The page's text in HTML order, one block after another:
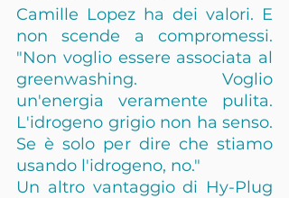
Camille Lopez ha dei valori. E
non scende a compromessi.
"Non voglio essere associata al
greenwashing. Voglio
un'energia veramente pulita.
L'idrogeno grigio non ha senso.
Se è solo per dire che stiamo
usando l'idrogeno, no."
Un altro vantaggio di Hy-Plug